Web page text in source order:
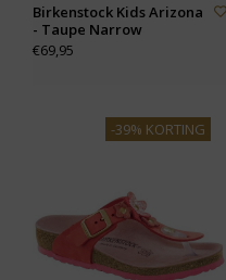
Birkenstock Kids Arizona
- Taupe Narrow
€69,95
-39% KORTING